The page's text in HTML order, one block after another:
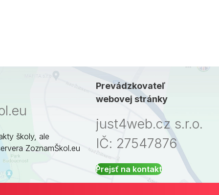
školy, ale
ZoznamŠkol.eu
Prevádzkovateľ
webovej stránky
just4web.cz s.r.o.
IČ: 27547876
Prejsť na kontakt